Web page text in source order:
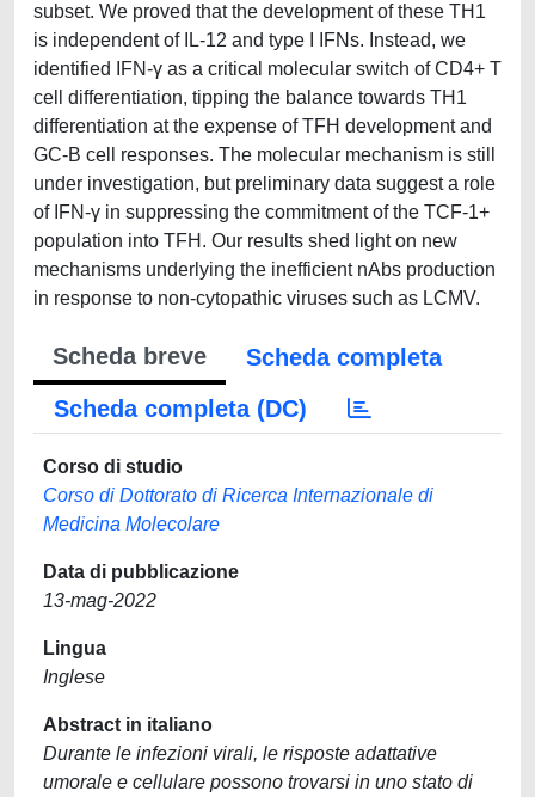
subset. We proved that the development of these TH1
is independent of IL-12 and type I IFNs. Instead, we
identified IFN-γ as a critical molecular switch of CD4+ T
cell differentiation, tipping the balance towards TH1
differentiation at the expense of TFH development and
GC-B cell responses. The molecular mechanism is still
under investigation, but preliminary data suggest a role
of IFN-γ in suppressing the commitment of the TCF-1+
population into TFH. Our results shed light on new
mechanisms underlying the inefficient nAbs production
in response to non-cytopathic viruses such as LCMV.
Scheda breve
Scheda completa
Scheda completa (DC)
Corso di studio
Corso di Dottorato di Ricerca Internazionale di
Medicina Molecolare
Data di pubblicazione
13-mag-2022
Lingua
Inglese
Abstract in italiano
Durante le infezioni virali, le risposte adattative
umorale e cellulare possono trovarsi in uno stato di